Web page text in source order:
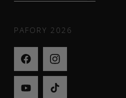
PAFORY 2026